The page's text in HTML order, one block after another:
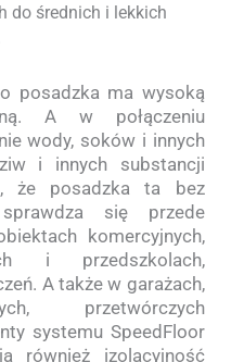
do średnich i lekkich
posadzka ma wysoką
A w połączeniu
wody, soków i innych
i innych substancji
że posadzka ta bez
się przede
komercyjnych,
i przedszkolach,
A także w garażach,
przetwórczych
systemu SpeedFloor
również izolacyjność